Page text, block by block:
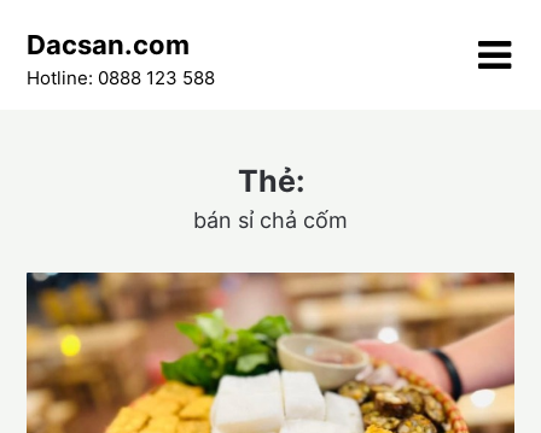
content
Dacsan.com
Hotline: 0888 123 588
Thẻ:
bán sỉ chả cốm